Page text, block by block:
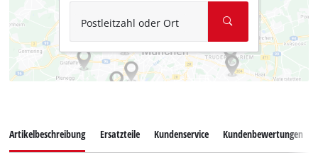
Postleitzahl oder Ort
Artikelbeschreibung Ersatzteile Kundenservice Kundenbewertungen